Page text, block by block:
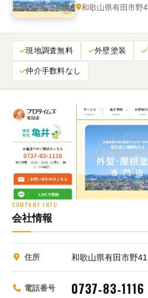
和歌山県有田市野
現地調査無料 外壁塗装
仲介手数料なし
COMPANY INFO
会社情報
住所 和歌山県有田市野
電話番号 0737‑83‑1116